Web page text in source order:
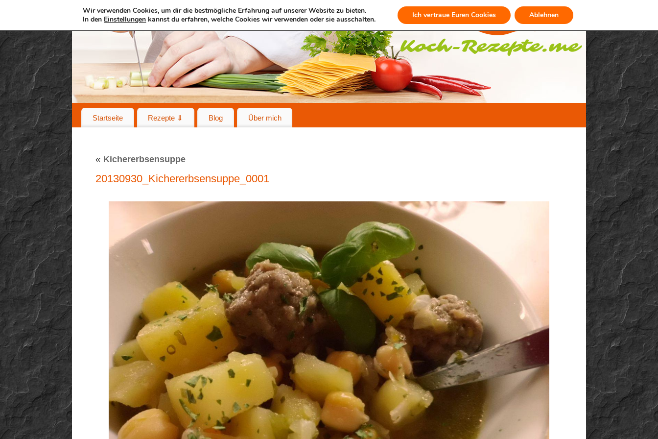
Startseite Rezepte ⇓ Blog Über mich
« Kichererbsensuppe
20130930_Kichererbsensuppe_0001
Wir verwenden Cookies, um dir die bestmögliche Erfahrung auf unserer Website zu bieten.
In den Einstellungen kannst du erfahren, welche Cookies wir verwenden oder sie ausschalten. Ich vertraue Euren Cookies Ablehnen